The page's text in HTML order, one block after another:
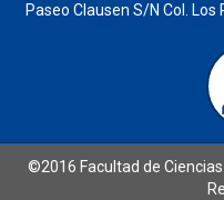
Paseo Clausen S/N Col. Los
©2016 Facultad de Ciencias